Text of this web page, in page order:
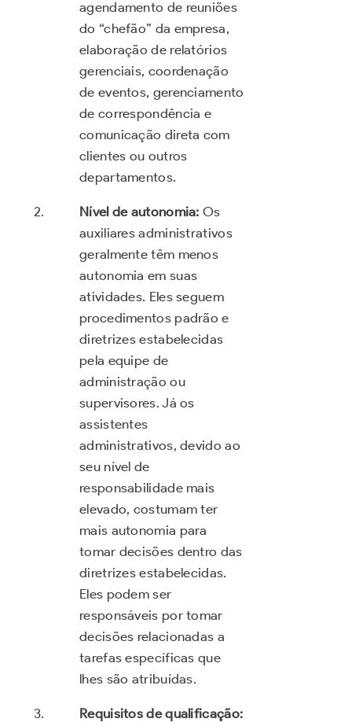
agendamento de reuniões
do “chefão” da empresa,
elaboração de relatórios
gerenciais, coordenação
de eventos, gerenciamento
de correspondência e
comunicação direta com
clientes ou outros
departamentos.
Nível de autonomia: Os
auxiliares administrativos
geralmente têm menos
autonomia em suas
atividades. Eles seguem
procedimentos padrão e
diretrizes estabelecidas
pela equipe de
administração ou
supervisores. Já os
assistentes
administrativos, devido ao
seu nível de
responsabilidade mais
elevado, costumam ter
mais autonomia para
tomar decisões dentro das
diretrizes estabelecidas.
Eles podem ser
responsáveis por tomar
decisões relacionadas a
tarefas específicas que
lhes são atribuídas.
Requisitos de qualificação: